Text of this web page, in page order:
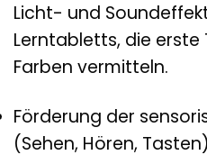
Licht- und
Lerntabletts, die
Farben vermitteln.
Förderung der
(Sehen, Hören, Tasten)